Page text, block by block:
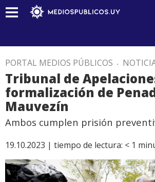
PORTAL MEDIOS PÚBLICOS .
Tribunal de
formalización de
Mauvezín
Ambos cumplen prisión
19.10.2023 | tiempo de lectura: < 1